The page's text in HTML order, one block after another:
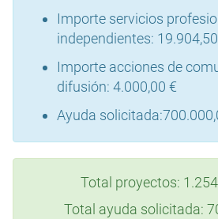
Importe servicios
independientes:
Importe acciones de
difusión: 4.000,00 €
Ayuda
Total proyectos:
Total ayuda solicitada: